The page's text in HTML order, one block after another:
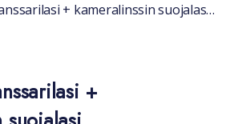
Kaarna Fast Glass panssarilasi + kameralinssin suojalasi Apple iPhone 15
+